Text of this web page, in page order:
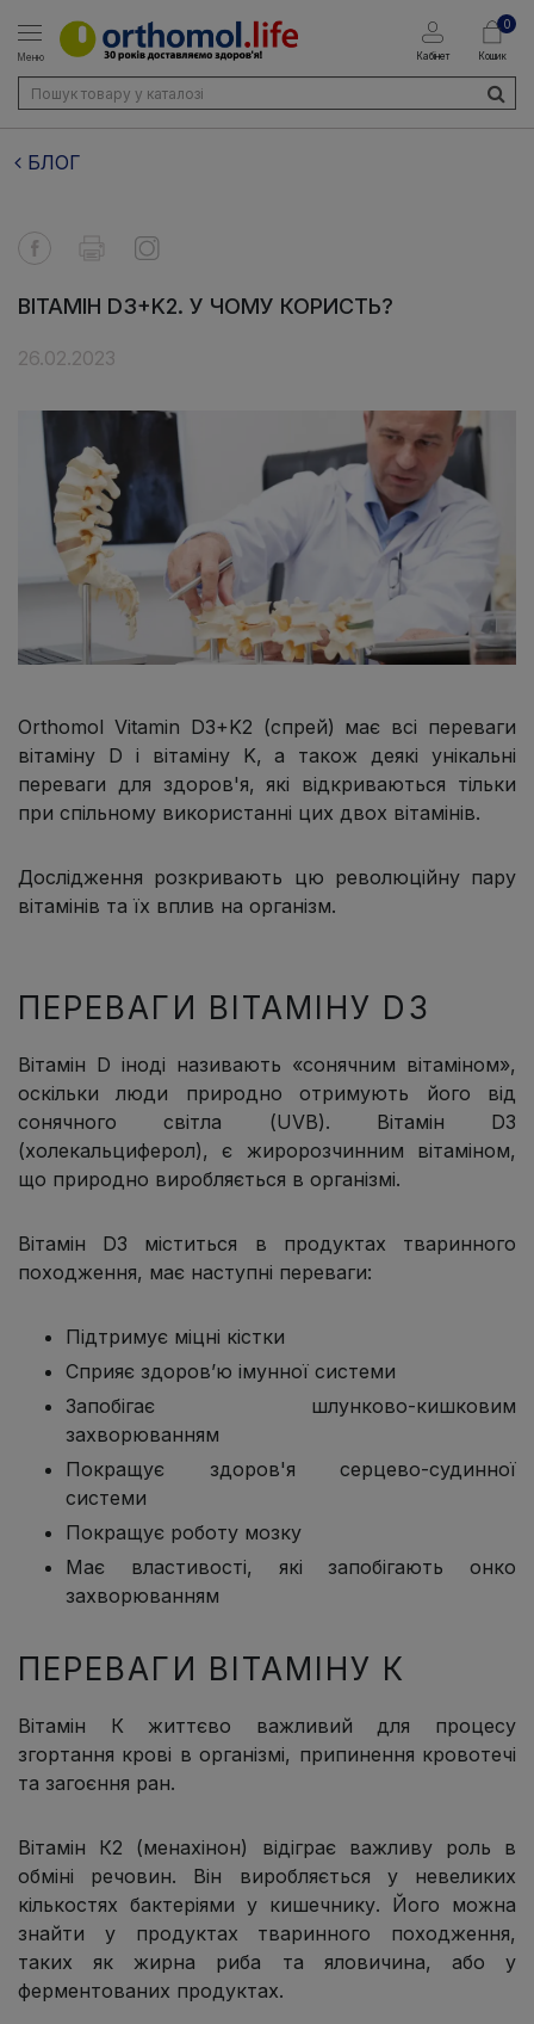
Меню Кабінет
0
Кошик
БЛОГ
ВІТАМІН D3+K2. У ЧОМУ КОРИСТЬ?
26.02.2023
Orthomol Vitamin D3+K2 (спрей) має всі переваги
вітаміну D і вітаміну K, а також деякі унікальні
переваги для здоров'я, які відкриваються тільки
при спільному використанні цих двох вітамінів.
Дослідження розкривають цю революційну пару
вітамінів та їх вплив на організм.
ПЕРЕВАГИ ВІТАМІНУ D3
Вітамін D іноді називають «сонячним вітаміном»,
оскільки люди природно отримують його від
сонячного світла (UVB). Вітамін D3
(холекальциферол), є жиророзчинним вітаміном,
що природно виробляється в організмі.
Вітамін D3 міститься в продуктах тваринного
походження, має наступні переваги:
Підтримує міцні кістки
Сприяє здоров’ю імунної системи
Запобігає шлунково-кишковим
захворюванням
Покращує здоров'я серцево-судинної
системи
Покращує роботу мозку
Має властивості, які запобігають онко
захворюванням
ПЕРЕВАГИ ВІТАМІНУ К
Вітамін К життєво важливий для процесу
згортання крові в організмі, припинення кровотечі
та загоєння ран.
Вітамін К2 (менахінон) відіграє важливу роль в
обміні речовин. Він виробляється у невеликих
кількостях бактеріями у кишечнику. Його можна
знайти у продуктах тваринного походження,
таких як жирна риба та яловичина, або у
ферментованих продуктах.